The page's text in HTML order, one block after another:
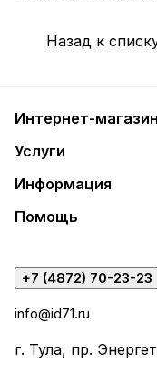
Назад к
Интернет-магазин
Услуги
Информация
Помощь
+7 (4872) 70-23-23
info@id71.ru
г. Тула, пр.